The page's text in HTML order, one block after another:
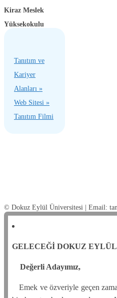
Kiraz Meslek
Yüksekokulu
Tanıtım ve
Kariyer
Alanları »
Web Sitesi »
Tanıtım Filmi
© Dokuz Eylül Üniversitesi | Email:
GELECEĞİ DOKUZ
Değerli Adayımız,
Emek ve özveriyle geçen